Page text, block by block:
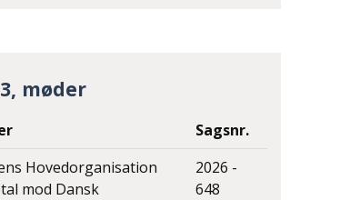
møder
Sagsnr.
Hovedorganisation
mod Dansk
2026 -
648